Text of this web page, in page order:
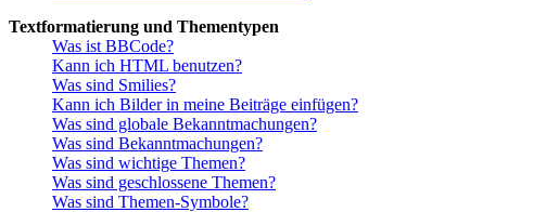
Textformatierung und Thementypen
Was ist BBCode?
Kann ich HTML benutzen?
Was sind Smilies?
Kann ich Bilder in meine Beiträge einfügen?
Was sind globale Bekanntmachungen?
Was sind Bekanntmachungen?
Was sind wichtige Themen?
Was sind geschlossene Themen?
Was sind Themen-Symbole?